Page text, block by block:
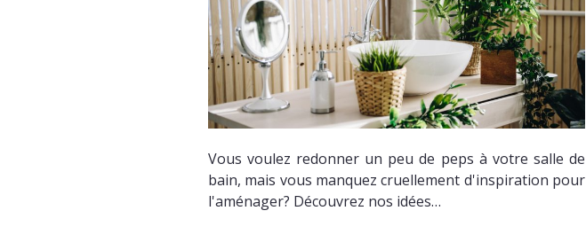
Vous voulez redonner un peu de peps à votre salle de
bain, mais vous manquez cruellement d'inspiration pour
l'aménager? Découvrez nos idées…